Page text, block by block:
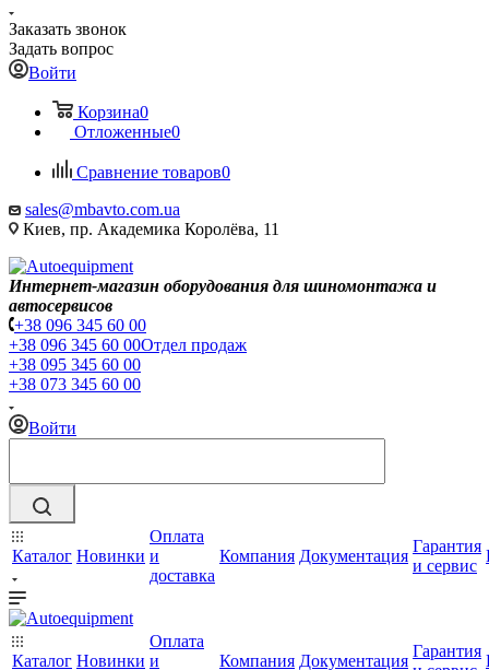
Заказать звонок
Задать вопрос
Войти
Корзина0
Отложенные0
Сравнение товаров0
sales@mbavto.com.ua
Киев, пр. Академика Королёва, 11
Интернет-магазин оборудования для шиномонтажа и
автосервисов
+38 096 345 60 00
+38 096 345 60 00Отдел продаж
+38 095 345 60 00
+38 073 345 60 00
Войти
Каталог Новинки
Оплата
и
доставка
Компания Документация
Гарантия
и сервис
Каталог Новинки
Оплата
и
Компания Документация
Гарантия